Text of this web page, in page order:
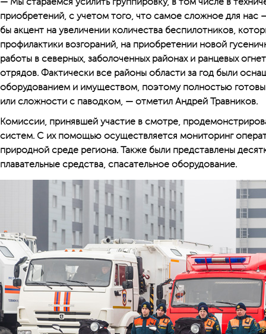
приобретений, с учетом того, что самое сложное для
бы акцент на увеличении количества беспилотников,
профилактики возгораний, на приобретении новой
работы в северных, заболоченных районах и ранцевых
отрядов. Фактически все районы области за год были
оборудованием и имуществом, поэтому полностью готовы
или сложности с паводком, — отметил Андрей Травников.
Комиссии, принявшей участие в смотре,
систем. С их помощью осуществляется мониторинг
природной среде региона. Также были представлены
плавательные средства, спасательное оборудование.